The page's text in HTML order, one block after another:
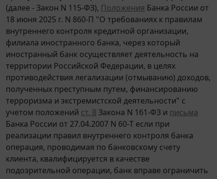
(далее - Закон N 115-ФЗ), Положения Банка России от
18 июня 2025 г. N 860-П "О требованиях к правилам
внутреннего контроля кредитной организации,
филиала иностранного банка, через который
иностранный банк осуществляет деятельность на
территории Российской Федерации, в целях
противодействия легализации (отмыванию) доходов,
полученных преступным путем, финансированию
терроризма и экстремистской деятельности" с
учетом положений ст. 8 Закона N 161-ФЗ и письма
Банка России от 27.04.2007 N 60-Т если при
реализации правил внутреннего контроля банка
операция, проводимая по банковскому счету
клиента, квалифицируется в качестве
подозрительной операции, банк вправе ограничить